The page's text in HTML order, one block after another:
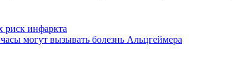
риск инфаркта
могут вызывать болезнь Альцгеймера